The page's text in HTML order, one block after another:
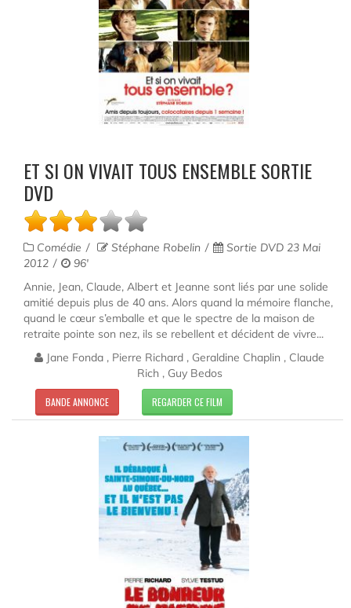
ET SI ON VIVAIT TOUS ENSEMBLE SORTIE
DVD
Comédie Stéphane Robelin
Sortie DVD 23 Mai
2012
96'
Annie, Jean, Claude, Albert et Jeanne sont liés par une solide
amitié depuis plus de 40 ans. Alors quand la mémoire flanche,
quand le cœur s’emballe et que le spectre de la maison de
retraite pointe son nez, ils se rebellent et décident de vivre...
Jane Fonda , Pierre Richard , Geraldine Chaplin , Claude
Rich , Guy Bedos
BANDE ANNONCE REGARDER CE FILM